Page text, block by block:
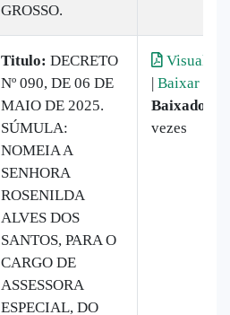
GROSSO.
Titulo: DECRETO
Nº 090, DE 06 DE
MAIO DE 2025.
SÚMULA:
NOMEIA A
SENHORA
ROSENILDA
ALVES DOS
SANTOS, PARA O
CARGO DE
ASSESSORA
ESPECIAL, DO
Visualizar
| Baixar
Baixado:
vezes